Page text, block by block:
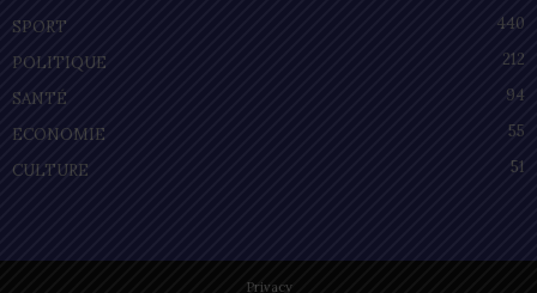
SPORT
440
POLITIQUE
212
SANTÉ
94
ECONOMIE
55
CULTURE
51
Privacy